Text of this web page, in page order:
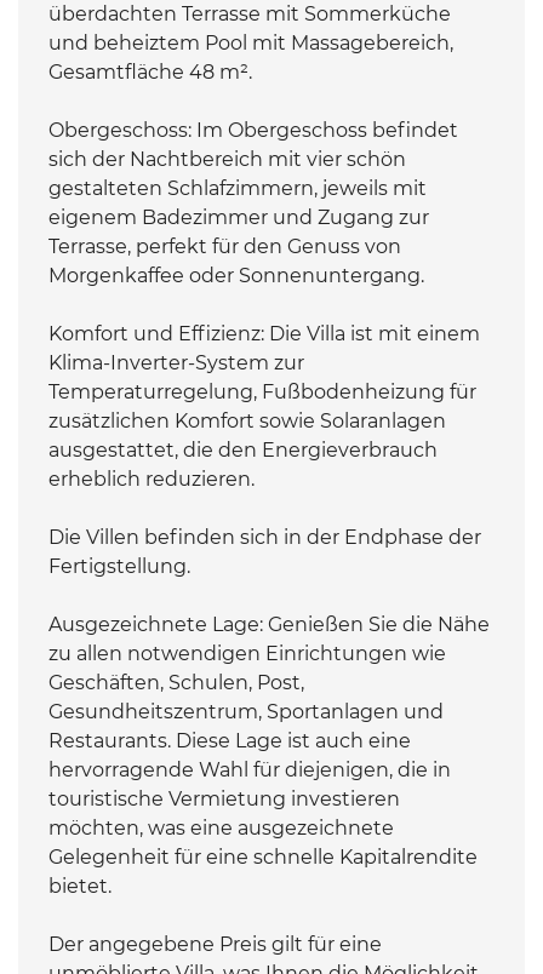
überdachten Terrasse mit Sommerküche
und beheiztem Pool mit Massagebereich,
Gesamtfläche 48 m².
Obergeschoss: Im Obergeschoss befindet
sich der Nachtbereich mit vier schön
gestalteten Schlafzimmern, jeweils mit
eigenem Badezimmer und Zugang zur
Terrasse, perfekt für den Genuss von
Morgenkaffee oder Sonnenuntergang.
Komfort und Effizienz: Die Villa ist mit einem
Klima-Inverter-System zur
Temperaturregelung, Fußbodenheizung für
zusätzlichen Komfort sowie Solaranlagen
ausgestattet, die den Energieverbrauch
erheblich reduzieren.
Die Villen befinden sich in der Endphase der
Fertigstellung.
Ausgezeichnete Lage: Genießen Sie die Nähe
zu allen notwendigen Einrichtungen wie
Geschäften, Schulen, Post,
Gesundheitszentrum, Sportanlagen und
Restaurants. Diese Lage ist auch eine
hervorragende Wahl für diejenigen, die in
touristische Vermietung investieren
möchten, was eine ausgezeichnete
Gelegenheit für eine schnelle Kapitalrendite
bietet.
Der angegebene Preis gilt für eine